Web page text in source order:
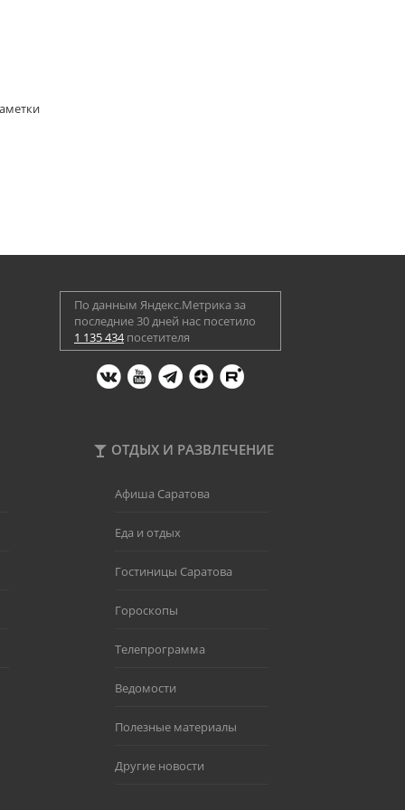
По данным Яндекс.Метрика за
последние 30 дней нас посетило
1 135 434посетителя
ОТДЫХ И РАЗВЛЕЧЕНИЕ
Афиша Саратова
Еда и отдых
Гостиницы Саратова
Гороскопы
Телепрограмма
Ведомости
Полезные материалы
Другие новости